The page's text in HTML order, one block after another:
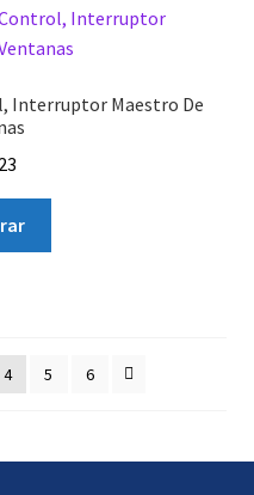
Interruptor Maestro De
4 5 6